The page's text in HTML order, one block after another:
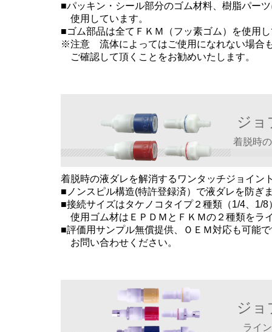
■パッキン・シール部分のゴム材料、樹脂パー
使用しています。
■ゴム部品は全てＦＫＭ（フッ素ゴム）を使用
※注意 流体によってはご使用になれない場合
ご確認して頂くことをお勧めいたします。
ジョ
着脱時の
着脱時の液ダレを解消するワンタッチジョイン
■ノンスピル構造(特許登録済）で液ダレを防ぎ
■接続サイズはタケノコタイプ２種類（1/4、1/
使用ゴム材はＥＰＤＭとＦＫＭの２種類をラ
■評価用サンプル無償提供、ＯＥＭ対応も可能
お問い合わせください。
ジョ
ライン